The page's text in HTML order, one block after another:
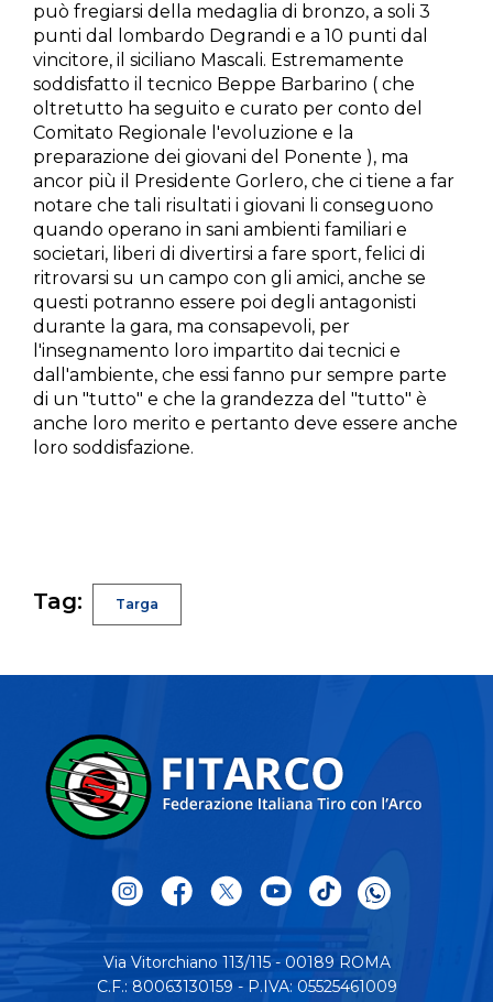
può fregiarsi della medaglia di bronzo, a soli 3
punti dal lombardo Degrandi e a 10 punti dal
vincitore, il siciliano Mascali. Estremamente
soddisfatto il tecnico Beppe Barbarino ( che
oltretutto ha seguito e curato per conto del
Comitato Regionale l'evoluzione e la
preparazione dei giovani del Ponente ), ma
ancor più il Presidente Gorlero, che ci tiene a far
notare che tali risultati i giovani li conseguono
quando operano in sani ambienti familiari e
societari, liberi di divertirsi a fare sport, felici di
ritrovarsi su un campo con gli amici, anche se
questi potranno essere poi degli antagonisti
durante la gara, ma consapevoli, per
l'insegnamento loro impartito dai tecnici e
dall'ambiente, che essi fanno pur sempre parte
di un "tutto" e che la grandezza del "tutto" è
anche loro merito e pertanto deve essere anche
loro soddisfazione.
Tag: Targa
Via Vitorchiano 113/115 - 00189 ROMA
C.F.: 80063130159 - P.IVA: 05525461009